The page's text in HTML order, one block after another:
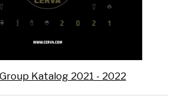
Katalog 2021 - 2022